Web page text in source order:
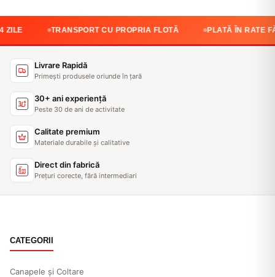
TRANSPORT CU PROPRIA FLOTĂ PLATĂ ÎN RATE FĂRĂ
Livrare Rapidă
Primești produsele oriunde în țară
30+ ani experiență
Peste 30 de ani de activitate
Calitate premium
Materiale durabile și calitative
Direct din fabrică
Prețuri corecte, fără intermediari
CATEGORII
Canapele și Coltare